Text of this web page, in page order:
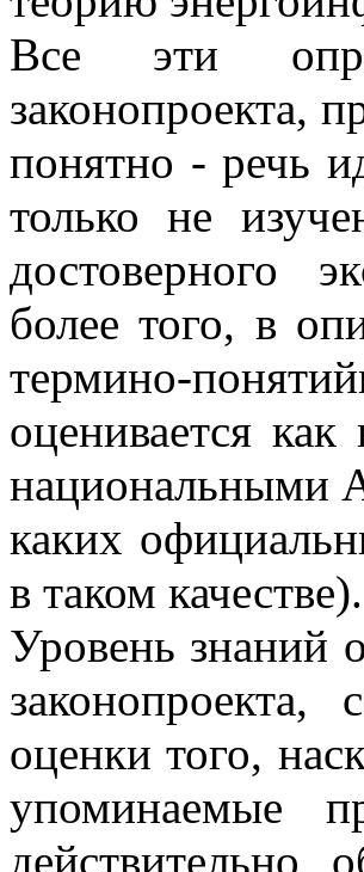
Все эти
законопроекта,
понятно - речь
только не
достоверного
более того, в
термино-
оценивается
национальными
каких
в таком качестве).
Уровень знаний
законопроекта,
оценки того,
упоминаемые
действительно